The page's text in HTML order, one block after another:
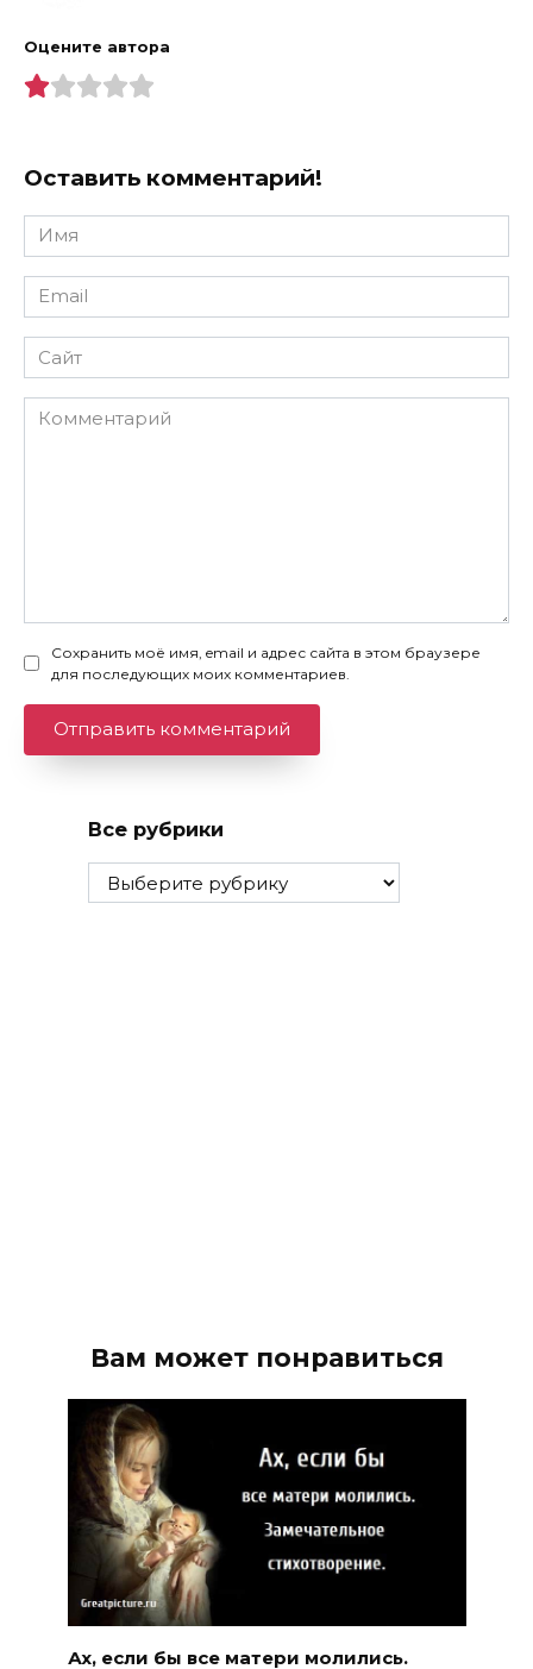
Оцените автора
Оставить комментарий!
Имя
*
Email
*
Сайт
Комментарий
Сохранить моё имя, email и адрес сайта в этом браузере
для последующих моих комментариев.
Все рубрики
Все
рубрики
Вам может понравиться
Ах, если бы все матери молились.